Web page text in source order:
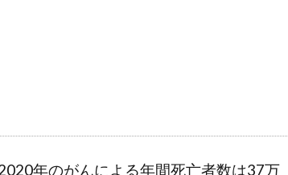
年のがんによる年間死亡者数は37万